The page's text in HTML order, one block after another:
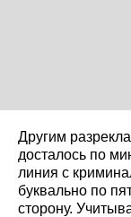
Другим
досталось по
линия с
буквально по
сторону.